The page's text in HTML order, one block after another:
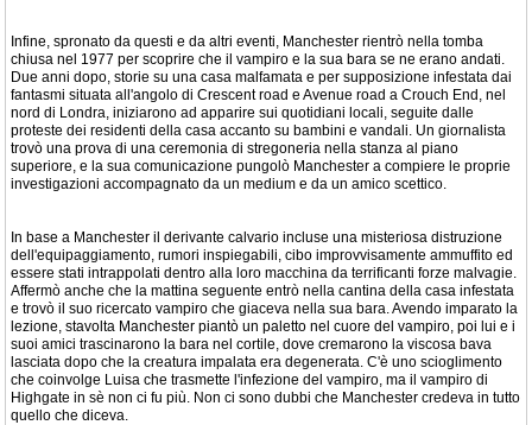
Infine, spronato da questi e da altri eventi, Manchester rientrò nella tomba
chiusa nel 1977 per scoprire che il vampiro e la sua bara se ne erano andati.
Due anni dopo, storie su una casa malfamata e per supposizione infestata dai
fantasmi situata all'angolo di Crescent road e Avenue road a Crouch End, nel
nord di Londra, iniziarono ad apparire sui quotidiani locali, seguite dalle
proteste dei residenti della casa accanto su bambini e vandali. Un giornalista
trovò una prova di una ceremonia di stregoneria nella stanza al piano
superiore, e la sua comunicazione pungolò Manchester a compiere le proprie
investigazioni accompagnato da un medium e da un amico scettico.
In base a Manchester il derivante calvario incluse una misteriosa distruzione
dell'equipaggiamento, rumori inspiegabili, cibo improvvisamente ammuffito ed
essere stati intrappolati dentro alla loro macchina da terrificanti forze malvagie.
Affermò anche che la mattina seguente entrò nella cantina della casa infestata
e trovò il suo ricercato vampiro che giaceva nella sua bara. Avendo imparato la
lezione, stavolta Manchester piantò un paletto nel cuore del vampiro, poi lui e i
suoi amici trascinarono la bara nel cortile, dove cremarono la viscosa bava
lasciata dopo che la creatura impalata era degenerata. C'è uno scioglimento
che coinvolge Luisa che trasmette l'infezione del vampiro, ma il vampiro di
Highgate in sè non ci fu più. Non ci sono dubbi che Manchester credeva in tutto
quello che diceva.